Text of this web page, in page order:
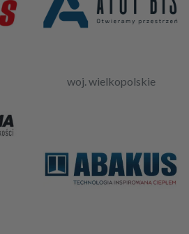
woj. wielkopolskie